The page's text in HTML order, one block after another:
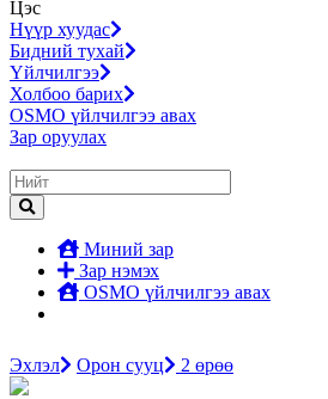
Цэс
Нүүр хуудас
Бидний тухай
Үйлчилгээ
Холбоо барих
OSMO үйлчилгээ авах
Зар оруулах
Миний зар
Зар нэмэх
OSMO үйлчилгээ авах
Эхлэл Орон сууц 2 өрөө